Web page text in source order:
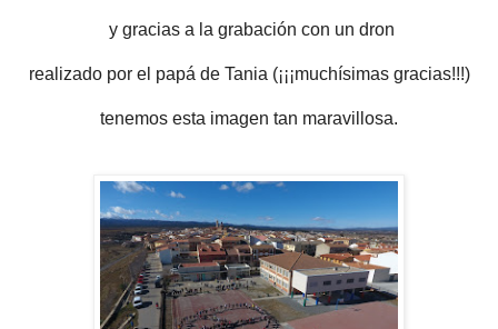
y gracias a la grabación con un dron
realizado por el papá de Tania (¡¡¡muchísimas gracias!!!)
tenemos esta imagen tan maravillosa.